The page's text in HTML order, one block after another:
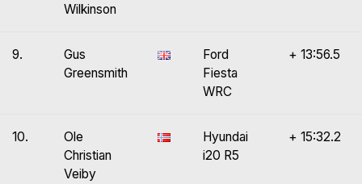
Wilkinson
9.
Gus
Greensmith
Ford
Fiesta
WRC
+ 13:56.5
10.
Ole
Christian
Veiby
Hyundai
i20 R5
+ 15:32.2